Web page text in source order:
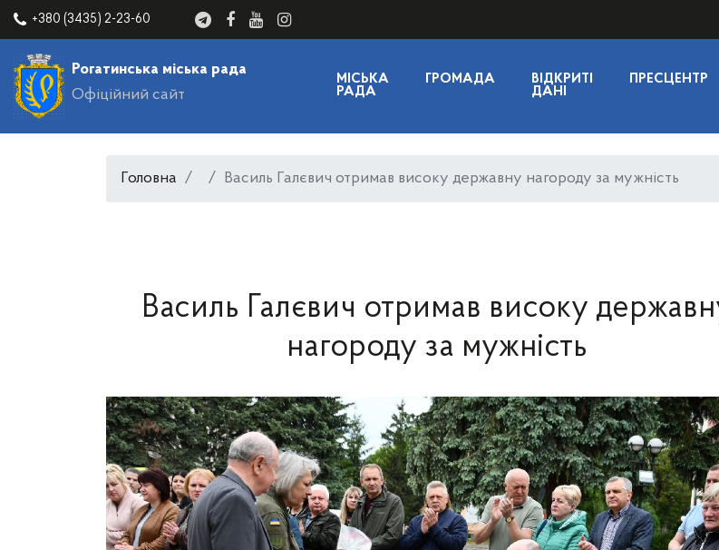
+380 (3435) 2-23-60
Рогатинська міська рада
Офіційний сайт
МІСЬКА
РАДА
ГРОМАДА
ВІДКРИТІ
ДАНІ
ПРЕСЦЕНТР
Головна Василь Галєвич отримав високу державну нагороду за мужність
Василь Галєвич отримав високу
нагороду за мужність